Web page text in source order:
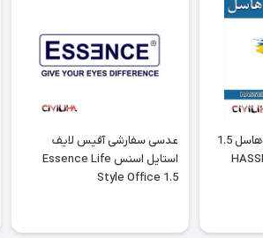
عدسی سفارشی آفیس هاسل 1.5
عدسی سفارشی آفیس لایف
استایل اسنس Essence Life
Style Office 1.5